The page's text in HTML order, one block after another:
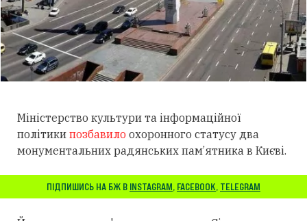
Міністерство культури та інформаційної
політики позбавило охоронного статусу два
монументальних радянських пам’ятника в Києві.
ПІДПИШИСЬ НА БЖ В INSTAGRAM, FACEBOOK, TELEGRAM